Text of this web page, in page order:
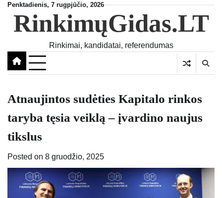
Skip
content
Penktadienis, 7 rugpjūčio, 2026
RinkimųGidas.LT
Rinkimai, kandidatai, referendumas
Atnaujintos sudėties Kapitalo rinkos
taryba tęsia veiklą – įvardino naujus
tikslus
Posted on 8 gruodžio, 2025